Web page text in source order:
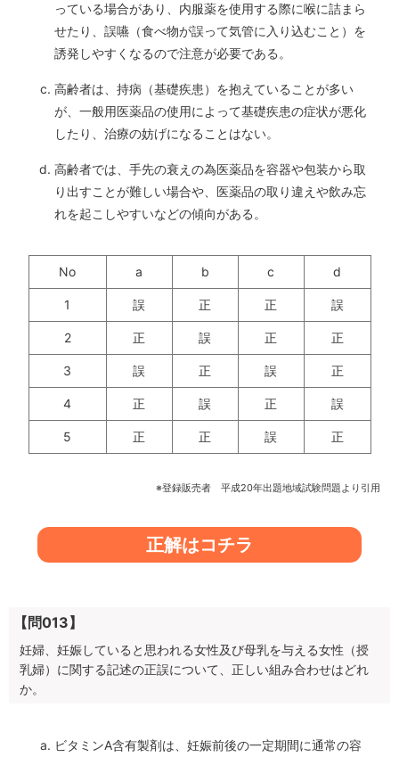
っている場合があり、内服薬を使用する際に喉に詰まら
せたり、誤嚥（食べ物が誤って気管に入り込むこと）を
誘発しやすくなるので注意が必要である。
高齢者は、持病（基礎疾患）を抱えていることが多い
が、一般用医薬品の使用によって基礎疾患の症状が悪化
したり、治療の妨げになることはない。
高齢者では、手先の衰えの為医薬品を容器や包装から取
り出すことが難しい場合や、医薬品の取り違えや飲み忘
れを起こしやすいなどの傾向がある。
No a b c d
1 誤 正 正 誤
2 正 誤 正 正
3 誤 正 誤 正
4 正 誤 正 誤
5 正 正 誤 正
※登録販売者 平成20年出題地域試験問題より引用
正解はコチラ
【問013】
妊婦、妊娠していると思われる女性及び母乳を与える女性（授
乳婦）に関する記述の正誤について、正しい組み合わせはどれ
か。
ビタミンA含有製剤は、妊娠前後の一定期間に通常の容